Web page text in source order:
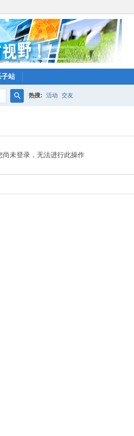
子站
热搜: 活动 交友
尚未登录，无法进行此操作